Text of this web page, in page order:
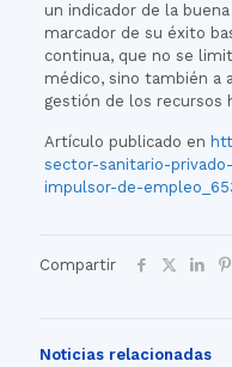
un indicador de la
marcador de su éxito
continua, que no se
médico, sino también a
gestión de los recursos
Artículo publicado en
sector-sanitario-
impulsor-de-
Compartir
Noticias relacionadas